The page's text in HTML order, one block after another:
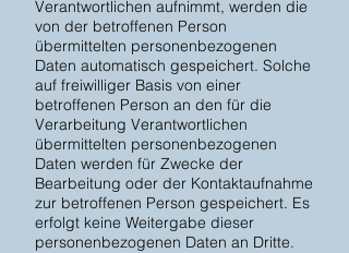
Verantwortlichen aufnimmt, werden die
von der betroffenen Person
übermittelten personenbezogenen
Daten automatisch gespeichert. Solche
auf freiwilliger Basis von einer
betroffenen Person an den für die
Verarbeitung Verantwortlichen
übermittelten personenbezogenen
Daten werden für Zwecke der
Bearbeitung oder der Kontaktaufnahme
zur betroffenen Person gespeichert. Es
erfolgt keine Weitergabe dieser
personenbezogenen Daten an Dritte.